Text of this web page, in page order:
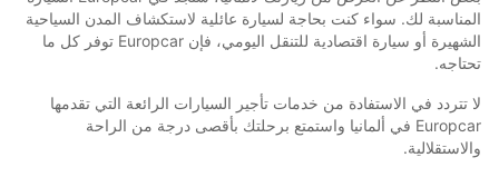
المناسبة لك. سواء كنت بحاجة لسيارة عائلية لاستكشاف المدن السياحية
الشهيرة أو سيارة اقتصادية للتنقل اليومي، فإن Europcar توفر كل ما
تحتاجه.
لا تتردد في الاستفادة من خدمات تأجير السيارات الرائعة التي تقدمها
Europcar في ألمانيا واستمتع برحلتك بأقصى درجة من الراحة
والاستقلالية.